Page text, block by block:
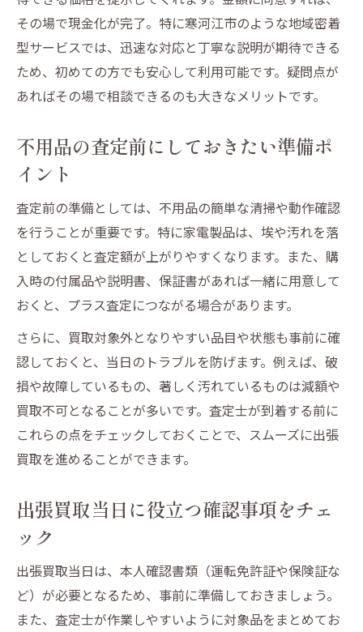
その場で現金化が完了。特に寒河江市のような地域密着
型サービスでは、迅速な対応と丁寧な説明が期待できる
ため、初めての方でも安心して利用可能です。疑問点が
あればその場で相談できるのも大きなメリットです。
不用品の査定前にしておきたい準備ポ
イント
査定前の準備としては、不用品の簡単な清掃や動作確認
を行うことが重要です。特に家電製品は、埃や汚れを落
としておくと査定額が上がりやすくなります。また、購
入時の付属品や説明書、保証書があれば一緒に用意して
おくと、プラス査定につながる場合があります。
さらに、買取対象外となりやすい品目や状態も事前に確
認しておくと、当日のトラブルを防げます。例えば、破
損や故障しているもの、著しく汚れているものは減額や
買取不可となることが多いです。査定士が到着する前に
これらの点をチェックしておくことで、スムーズに出張
買取を進めることができます。
出張買取当日に役立つ確認事項をチェ
ック
出張買取当日は、本人確認書類（運転免許証や保険証な
ど）が必要となるため、事前に準備しておきましょう。
また、査定士が作業しやすいように対象品をまとめてお